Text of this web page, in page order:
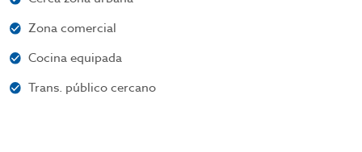
Zona comercial
Cocina equipada
Trans. público cercano